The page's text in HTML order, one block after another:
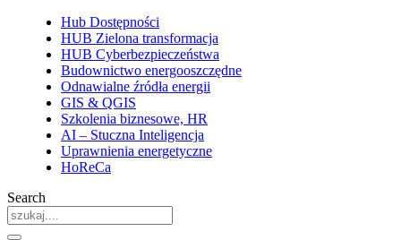
Hub Dostępności
HUB Zielona transformacja
HUB Cyberbezpieczeństwa
Budownictwo energooszczędne
Odnawialne źródła energii
GIS & QGIS
Szkolenia biznesowe, HR
AI – Stuczna Inteligencja
Uprawnienia energetyczne
HoReCa
Search